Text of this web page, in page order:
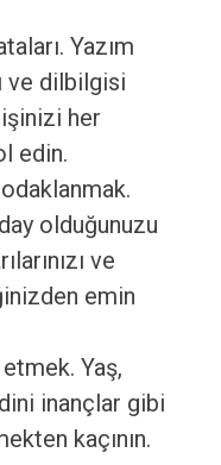
Yazım
ve dilbilgisi
her
edin.
olduğunuzu
ve
emin
Yaş,
inançlar gibi
kaçının.